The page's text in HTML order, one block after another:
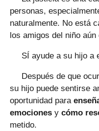
personas,
naturalmente. No está
los amigos del niño
SÍ ayude a su hijo a
Después de que
su hijo puede sentirse
oportunidad para
emociones y cómo
metido.